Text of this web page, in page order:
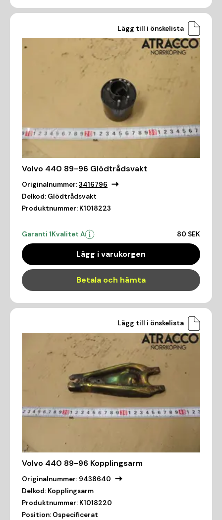
Lägg till i önskelista
Volvo 440 89-96 Glödtrådsvakt
Originalnummer:3416796
Delkod: Glödtrådsvakt
Produktnummer: K1018223
Garanti 1Kvalitet A 80 SEK
Lägg i varukorgen
Betala och hämta
Lägg till i önskelista
Volvo 440 89-96 Kopplingsarm
Originalnummer: 9438640
Delkod: Kopplingsarm
Produktnummer: K1018220
Position: Ospecificerat